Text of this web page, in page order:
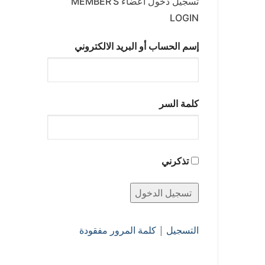
LOGIN
إسم الحساب أو البريد الالكتروني
كلمة السر
تذكرني
التسجيل | كلمة المرور مفقودة